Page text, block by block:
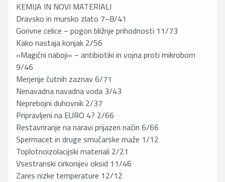
KEMIJA IN NOVI MATERIALI
Dravsko in mursko zlato 7−8/41
Gorivne celice − pogon bližnje prihodnosti 11/73
Kako nastaja konjak 2/56
»Magični naboji« − antibiotiki in vojna proti mikrobom
9/46
Merjenje čutnih zaznav 6/71
Nenavadna navadna voda 3/43
Neprebojni duhovnik 2/37
Pripravljeni na EURO 4? 2/66
Restavriranje na naravi prijazen način 6/66
Spermacet in druge smučarske maže 1/12
Toplotnoizolacijski materiali 2/21
Vsestranski cirkonijev oksid 11/46
Zares nizke temperature 12/12